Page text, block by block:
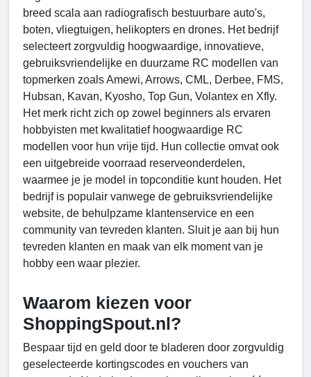
breed scala aan radiografisch bestuurbare auto's,
boten, vliegtuigen, helikopters en drones. Het bedrijf
selecteert zorgvuldig hoogwaardige, innovatieve,
gebruiksvriendelijke en duurzame RC modellen van
topmerken zoals Amewi, Arrows, CML, Derbee, FMS,
Hubsan, Kavan, Kyosho, Top Gun, Volantex en Xfly.
Het merk richt zich op zowel beginners als ervaren
hobbyisten met kwalitatief hoogwaardige RC
modellen voor hun vrije tijd. Hun collectie omvat ook
een uitgebreide voorraad reserveonderdelen,
waarmee je je model in topconditie kunt houden. Het
bedrijf is populair vanwege de gebruiksvriendelijke
website, de behulpzame klantenservice en een
community van tevreden klanten. Sluit je aan bij hun
tevreden klanten en maak van elk moment van je
hobby een waar plezier.
Waarom kiezen voor
ShoppingSpout.nl?
Bespaar tijd en geld door te bladeren door zorgvuldig
geselecteerde kortingscodes en vouchers van